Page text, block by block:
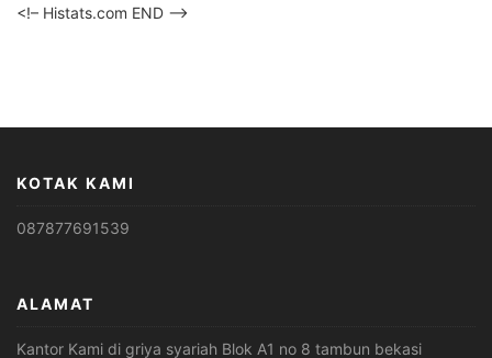
<!– Histats.com END –>
KOTAK KAMI
087877691539
ALAMAT
Kantor Kami di griya syariah Blok A1 no 8 tambun bekasi